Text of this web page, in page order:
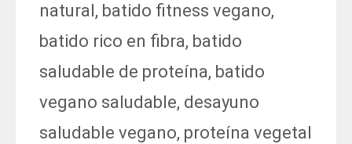
natural, batido fitness vegano,
batido rico en fibra, batido
saludable de proteína, batido
vegano saludable, desayuno
saludable vegano, proteína vegetal